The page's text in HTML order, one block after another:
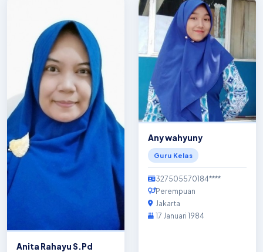
Anita Rahayu S.Pd
Any wahyuny
Guru Kelas
327505570184****
Perempuan
Jakarta
17 Januari 1984